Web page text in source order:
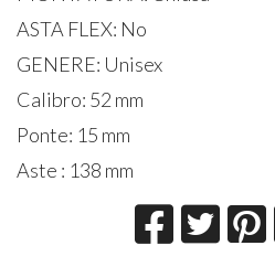
ASTA FLEX: No
GENERE: Unisex
Calibro: 52 mm
Ponte: 15 mm
Aste : 138 mm